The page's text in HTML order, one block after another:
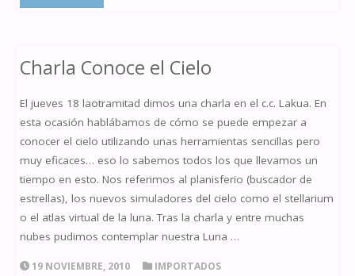
Charla Conoce el Cielo
El jueves 18 laotramitad dimos una charla en el c.c. Lakua. En
esta ocasión hablábamos de cómo se puede empezar a
conocer el cielo utilizando unas herramientas sencillas pero
muy eficaces… eso lo sabemos todos los que llevamos un
tiempo en esto. Nos referimos al planisferio (buscador de
estrellas), los nuevos simuladores del cielo como el stellarium
o el atlas virtual de la luna. Tras la charla y entre muchas
nubes pudimos contemplar nuestra Luna …
19 NOVIEMBRE, 2010 IMPORTADOS